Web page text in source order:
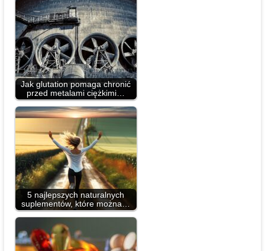
Jak glutation pomaga chronić
przed metalami ciężkimi…
5 najlepszych naturalnych
suplementów, które można…